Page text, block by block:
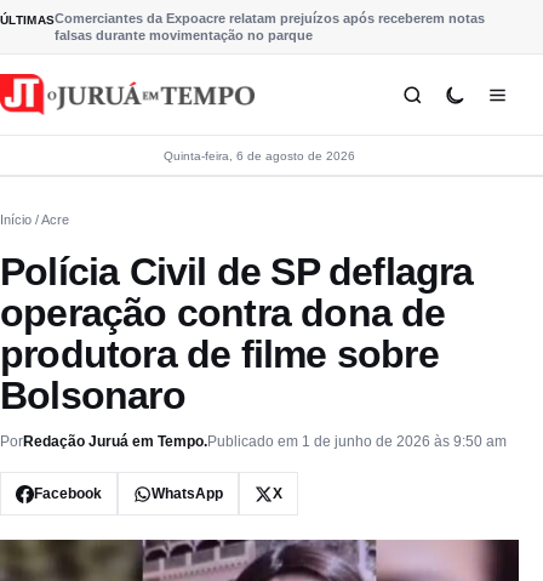
Pular para o conteúdo
ÚLTIMASComerciantes da Expoacre relatam prejuízos após receberem notas
falsas durante movimentação no parque
Quinta-feira, 6 de agosto de 2026
Início / Acre
Polícia Civil de SP deflagra
operação contra dona de
produtora de filme sobre
Bolsonaro
PorRedação Juruá em Tempo.Publicado em 1 de junho de 2026 às 9:50 am
Facebook WhatsApp X